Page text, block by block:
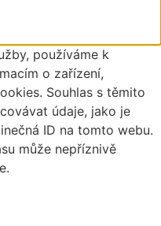
používáme k
o zařízení,
Souhlas s těmito
údaje, jako je
ID na tomto webu.
může nepříznivě